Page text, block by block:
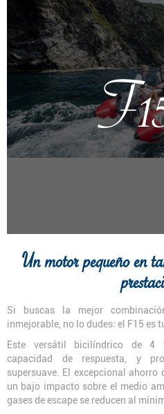
Un motor pequeño en
Si buscas la mejor
inmejorable, no lo dudes: el F15 es
Este versátil bicilíndrico de 4
capacidad de respuesta, y
supersuave. El excepcional
un bajo impacto sobre el medio
gases de escape se reducen al